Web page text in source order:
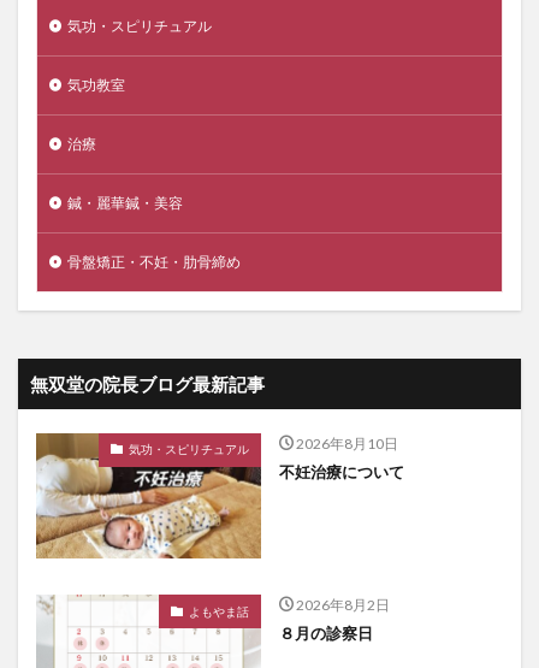
気功・スピリチュアル
気功教室
治療
鍼・麗華鍼・美容
骨盤矯正・不妊・肋骨締め
無双堂の院長ブログ最新記事
気功・スピリチュアル 2026年8月10日
不妊治療について
よもやま話 2026年8月2日
８月の診察日